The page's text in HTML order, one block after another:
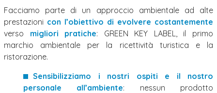
Facciamo parte di un approccio ambientale ad alte
prestazioni con l’obiettivo di evolvere costantemente
verso migliori pratiche: GREEN KEY LABEL, il primo
marchio ambientale per la ricettività turistica e la
ristorazione.
Sensibilizziamo i nostri ospiti e il nostro
personale all’ambiente: nessun prodotto